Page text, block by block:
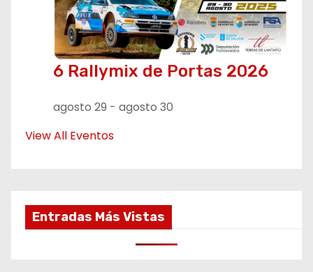
6 Rallymix de Portas 2026
agosto 29 - agosto 30
View All Eventos
Entradas Más Vistas